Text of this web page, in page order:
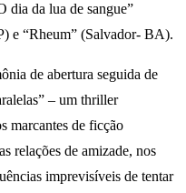
dia da lua de sangue”
e “Rheum” (Salvador- BA).
de abertura seguida de
– um thriller
marcantes de ficção
relações de amizade, nos
imprevisíveis de tentar